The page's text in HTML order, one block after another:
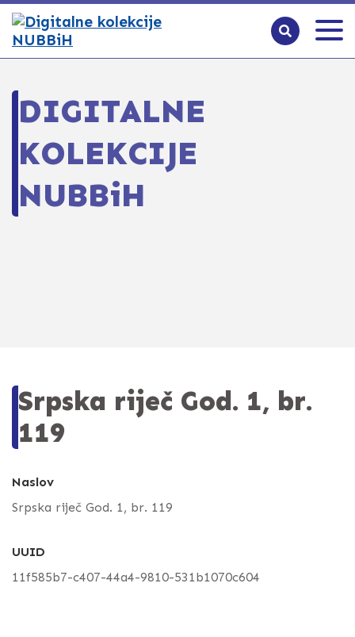
DIGITALNE
KOLEKCIJE
NUBBiH
Srpska riječ God. 1, br.
119
Naslov
Srpska riječ God. 1, br. 119
UUID
11f585b7-c407-44a4-9810-531b1070c604